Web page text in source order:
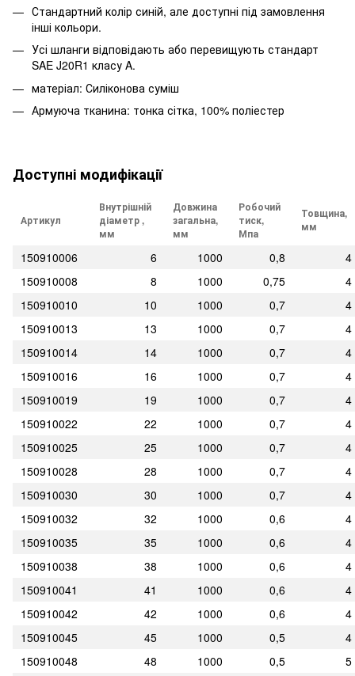
Стандартний колір синій, але доступні під замовлення
інші кольори.
Усі шланги відповідають або перевищують стандарт
SAE J20R1 класу A.
матеріал: Силіконова суміш
Армуюча тканина: тонка сітка, 100% поліестер
Доступні модифікації
Артикул
Внутрішній
діаметр ,
мм
Довжина
загальна,
мм
Робочий
тиск,
Мпа
Товщина,
мм
150910006 6 1000 0,8
4
150910008
8 1000 0,75
4
150910010
10 1000 0,7
4
150910013
13 1000 0,7
4
150910014
14 1000 0,7
4
150910016
16 1000 0,7
4
150910019
19 1000 0,7
4
150910022
22 1000 0,7
4
150910025
25 1000 0,7
4
150910028
28 1000 0,7
4
150910030
30 1000 0,7
4
150910032
32 1000 0,6
4
150910035
35 1000 0,6
4
150910038
38 1000 0,6
4
150910041
41 1000 0,6
4
150910042
42 1000 0,6
4
150910045
45 1000 0,5
4
150910048
48 1000 0,5
5